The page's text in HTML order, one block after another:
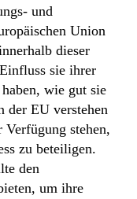
und
Union
dieser
sie ihrer
wie gut sie
der EU verstehen
stehen,
zu beteiligen.
den
um ihre